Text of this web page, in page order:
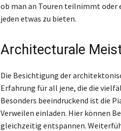
ob man an Touren teilnimmt oder
jeden etwas zu bieten.
Architecturale
Die Besichtigung der
Erfahrung für all jene, die die
Besonders beeindruckend ist die
Verweilen einladen. Hier können
gleichzeitig entspannen.